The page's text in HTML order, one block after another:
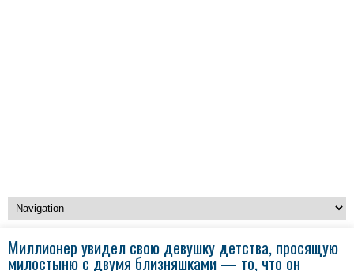
Миллионер увидел свою девушку детства, просящую
милостыню с двумя близняшками — то, что он